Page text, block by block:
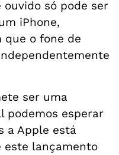
só pode ser
iPhone,
o fone de
ser uma
podemos esperar
a Apple está
este lançamento